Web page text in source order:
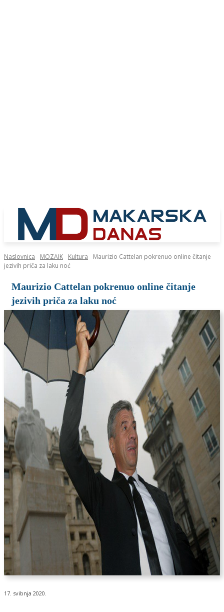
Naslovnica MOZAIK Kultura
Maurizio Cattelan pokrenuo online čitanje
jezivih priča za laku noć
Maurizio Cattelan pokrenuo online čitanje
jezivih priča za laku noć
17. svibnja 2020.